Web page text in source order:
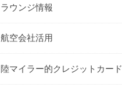
ラウンジ情報
航空会社活用
陸マイラー的クレジットカード